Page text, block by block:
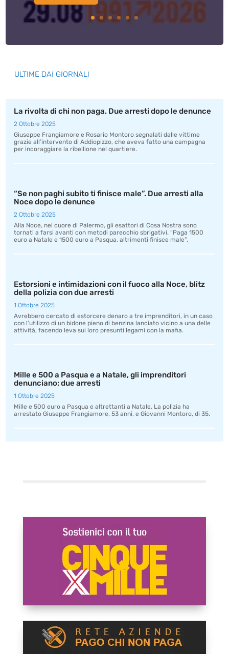
ULTIME DAI GIORNALI
La rivolta di chi non paga. Due arresti dopo le denunce
2 Ottobre 2025
Giuseppe Frangiamore e Rosario Montoro segnalati dalle vittime
grazie all’intervento di Addiopizzo, che aveva fatto una campagna
per incoraggiare la ribellione nel quartiere.
“Se non paghi subito ti finisce male”. Due arresti alla
Noce dopo le denunce
2 Ottobre 2025
Alla Noce, nel cuore di Palermo, gli esattori di Cosa Nostra sono
tornati a farsi avanti con metodi parecchio sbrigativi. “Paga 1500
euro a Natale e 1500 euro a Pasqua, altrimenti finisce male”.
Estorsioni e intimidazioni con il fuoco alla Noce, blitz
della polizia con due arresti
1 Ottobre 2025
Avrebbero cercato di estorcere denaro a tre imprenditori, in un caso
con l’utilizzo di un bidone pieno di benzina lanciato vicino a una delle
attività, facendo leva sui loro presunti legami con la mafia.
Mille e 500 a Pasqua e a Natale, gli imprenditori
denunciano: due arresti
1 Ottobre 2025
Mille e 500 euro a Pasqua e altrettanti a Natale. La polizia ha
arrestato Giuseppe Frangiamore, 53 anni, e Giovanni Montoro, di 35.